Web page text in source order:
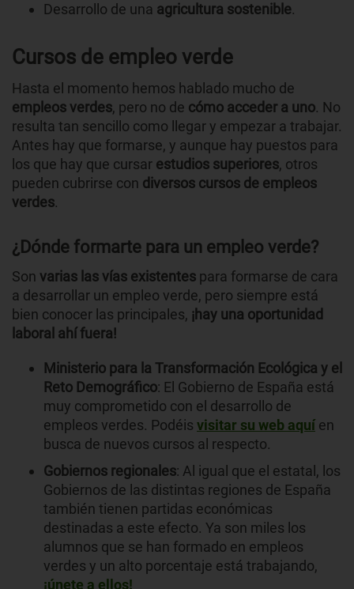
Desarrollo de una agricultura sostenible.
Cursos de empleo verde
Hasta el momento hemos hablado mucho de
empleos verdes, pero no de cómo acceder a uno. No
resulta tan sencillo como llegar y empezar a trabajar.
Antes hay que formarse, y aunque hay puestos para
los que hay que cursar estudios superiores, otros
pueden cubrirse con diversos cursos de empleos
verdes.
¿Dónde formarte para un empleo verde?
Son varias las vías existentes para formarse de cara
a desarrollar un empleo verde, pero siempre está
bien conocer las principales, ¡hay una oportunidad
laboral ahí fuera!
Ministerio para la Transformación Ecológica y el
Reto Demográfico: El Gobierno de España está
muy comprometido con el desarrollo de
empleos verdes. Podéis visitar su web aquí en
busca de nuevos cursos al respecto.
Gobiernos regionales: Al igual que el estatal, los
Gobiernos de las distintas regiones de España
también tienen partidas económicas
destinadas a este efecto. Ya son miles los
alumnos que se han formado en empleos
verdes y un alto porcentaje está trabajando,
¡únete a ellos!